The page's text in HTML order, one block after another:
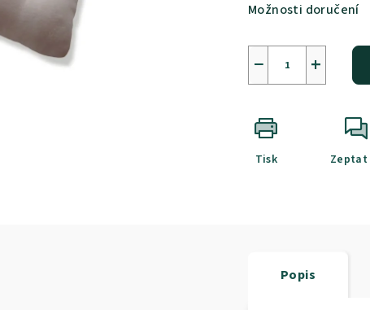
Možnosti doručení
+
−
Tisk Zeptat
Popis